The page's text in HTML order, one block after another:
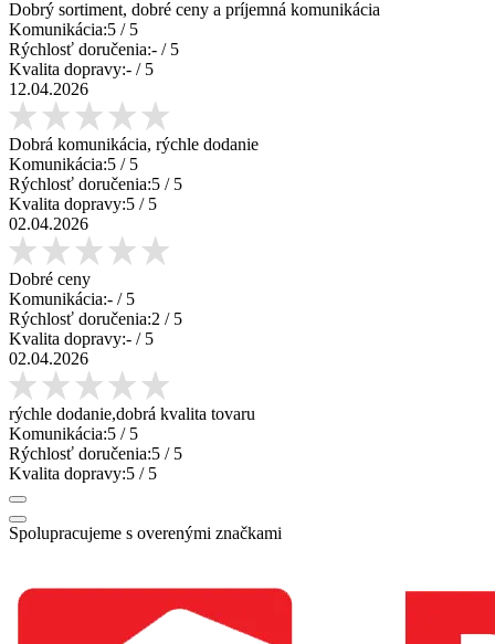
Dobrý sortiment, dobré ceny a príjemná komunikácia
Komunikácia:5 / 5
Rýchlosť doručenia:- / 5
Kvalita dopravy:- / 5
12.04.2026
Dobrá komunikácia, rýchle dodanie
Komunikácia:5 / 5
Rýchlosť doručenia:5 / 5
Kvalita dopravy:5 / 5
02.04.2026
Dobré ceny
Komunikácia:- / 5
Rýchlosť doručenia:2 / 5
Kvalita dopravy:- / 5
02.04.2026
rýchle dodanie,dobrá kvalita tovaru
Komunikácia:5 / 5
Rýchlosť doručenia:5 / 5
Kvalita dopravy:5 / 5
Spolupracujeme s overenými značkami